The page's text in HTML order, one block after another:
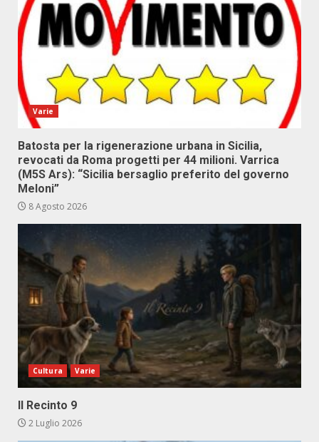
Varie
Batosta per la rigenerazione urbana in Sicilia,
revocati da Roma progetti per 44 milioni. Varrica
(M5S Ars): “Sicilia bersaglio preferito del governo
Meloni”
8 Agosto 2026
Cultura Varie
Il Recinto 9
2 Luglio 2026